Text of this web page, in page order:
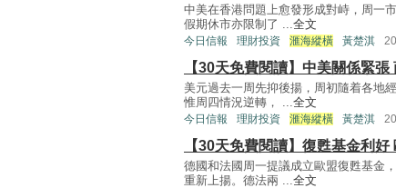
中美在香港問題上愈發形成對峙，周一
假期休市亦限制了 ...全文
今日信報 理財投資 滙海縱橫 黃楚淇
【30天免費閱讀】中美關係緊
美元過去一周先抑後揚，周初隨着各地
惟周四情況逆轉， ...全文
今日信報 理財投資 滙海縱橫 黃楚淇
【30天免費閱讀】復甦基金利
德國和法國周一提議成立歐盟復甦基金
重新上揚。德法兩 ...全文